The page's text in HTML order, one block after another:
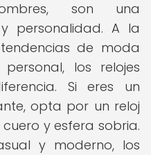
son una
personalidad. A la
de moda
los relojes
Si eres un
opta por un reloj
y esfera sobria.
y moderno, los